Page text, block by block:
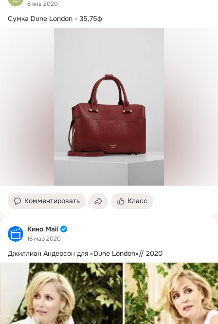
8 янв 2020
Комментировать Класс
Кино Mail
16 мар 2020
Джиллиан Андерсон для «Dune London»// 2020